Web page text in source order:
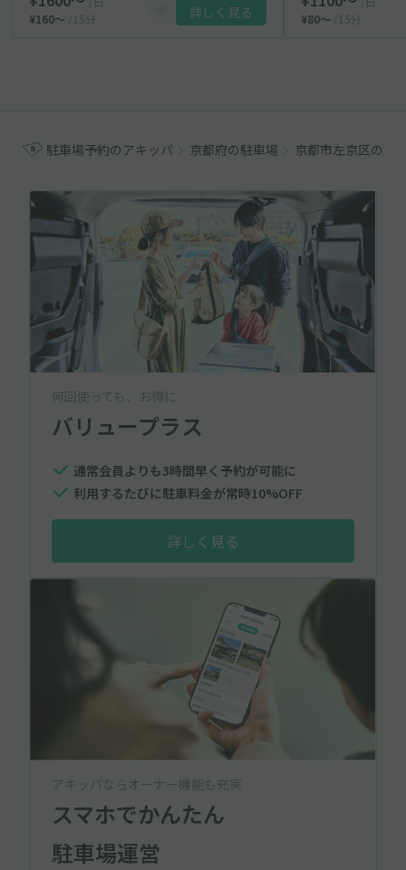
¥160〜
/15分 詳しく見る
¥80〜
/15分
駐車場予約のアキッパ 京都府の駐車場 京都市左京区の駐
何回使っても、お得に
バリュープラス
通常会員よりも3時間早く予約が可能に
利用するたびに駐車料金が常時10%OFF
詳しく見る
アキッパならオーナー機能も充実
スマホでかんたん
駐車場運営